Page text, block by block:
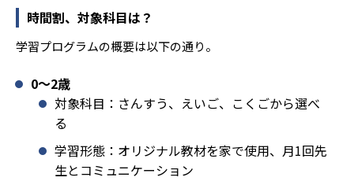
時間割、対象科目は？
学習プログラムの概要は以下の通り。
0〜2歳
対象科目：さんすう、えいご、こくごから選べ
る
学習形態：オリジナル教材を家で使用、月1回先
生とコミュニケーション